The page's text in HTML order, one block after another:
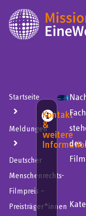
Startseite
Meldungen
Deutscher
Menschenrechts-
Filmpreis –
Preisträger*innen
Kontakt
&
weitere
des